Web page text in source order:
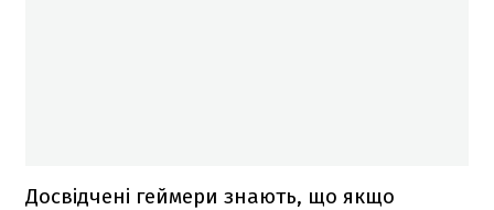
Досвідчені геймери знають, що якщо